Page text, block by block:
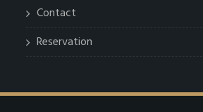
Contact
Reservation